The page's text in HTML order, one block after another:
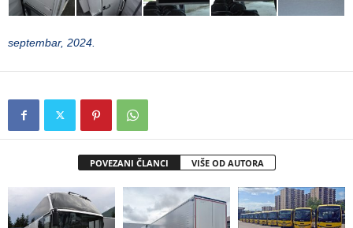
septembar, 2024.
POVEZANI ČLANCI VIŠE OD AUTORA